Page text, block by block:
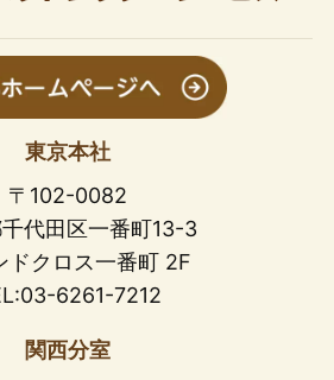
東京本社
〒102-0082
代田区一番町13-3
ドクロス一番町 2F
6261-7212
関西分室